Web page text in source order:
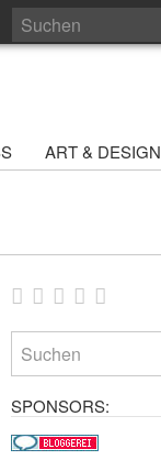
ART & DESIGN
SPONSORS: